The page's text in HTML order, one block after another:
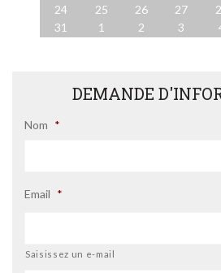
24
25 26 27
31
1 2 3
DEMANDE
Nom *
Email *
Saisissez un e-mail